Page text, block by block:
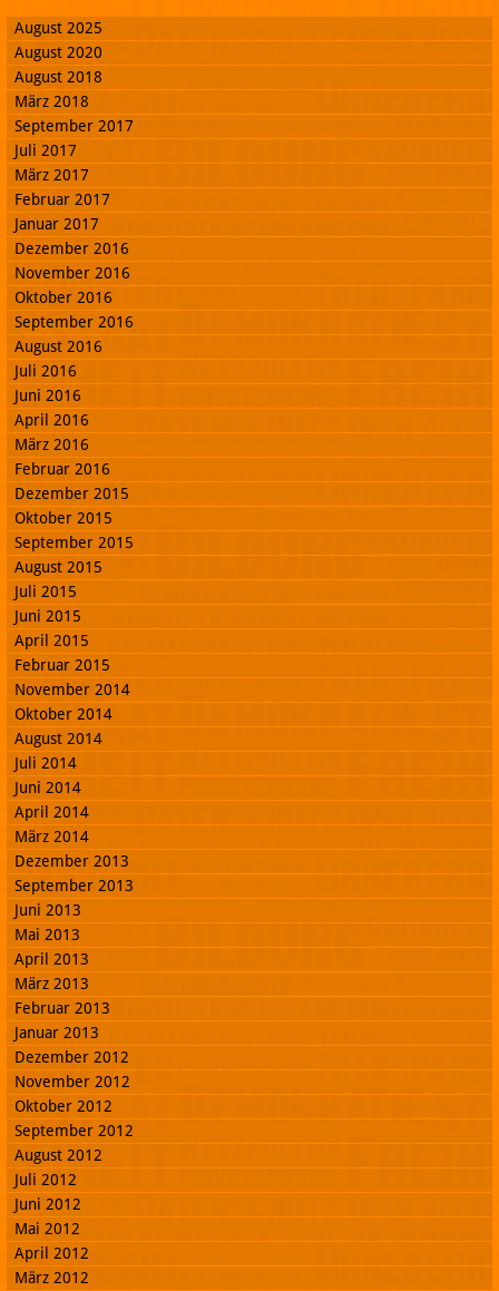
August 2025
August 2020
August 2018
März 2018
September 2017
Juli 2017
März 2017
Februar 2017
Januar 2017
Dezember 2016
November 2016
Oktober 2016
September 2016
August 2016
Juli 2016
Juni 2016
April 2016
März 2016
Februar 2016
Dezember 2015
Oktober 2015
September 2015
August 2015
Juli 2015
Juni 2015
April 2015
Februar 2015
November 2014
Oktober 2014
August 2014
Juli 2014
Juni 2014
April 2014
März 2014
Dezember 2013
September 2013
Juni 2013
Mai 2013
April 2013
März 2013
Februar 2013
Januar 2013
Dezember 2012
November 2012
Oktober 2012
September 2012
August 2012
Juli 2012
Juni 2012
Mai 2012
April 2012
März 2012